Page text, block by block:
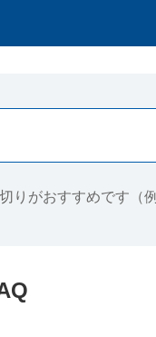
介
器
全
債券情報
ア採用情報
ブサイトについて
りがおすすめです（